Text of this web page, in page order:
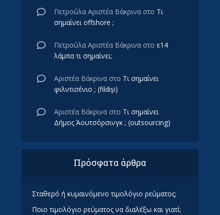
Πετρούλα Αριστέα Βάκρινα στο Τι
σημαίνει offshore ;
Πετρούλα Αριστέα Βάκρινα στο ε14
λάμπα τι σημαίνει;
Αριστέα Βάκρινα στο Τι σημαίνει
φιλντισένιο ; (fildişi)
Αριστέα Βάκρινα στο Τι σημαίνει
Δήμος Άουτσόρσινγκ ; (outsourcing)
Πρόσφατα άρθρα
Σταθερό ή κυμαινόμενο τιμολόγιο ρεύματος;
Ποιο τιμολόγιο ρεύματος να διαλέξω και γιατί;